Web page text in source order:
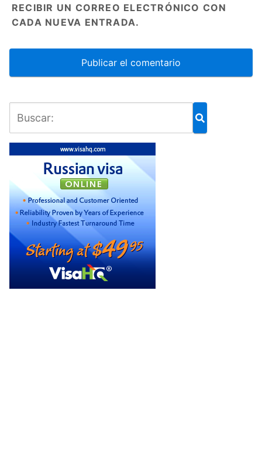
RECIBIR UN CORREO ELECTRÓNICO CON
CADA NUEVA ENTRADA.